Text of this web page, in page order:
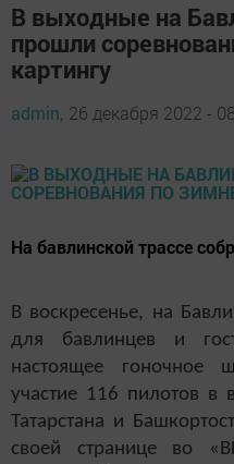
В выходные на
прошли
картингу
admin, 26 декабря 2022 -
На бавлинской трассе
В воскресенье, на
для бавлинцев и
настоящее гоночное
участие 116 пилотов в
Татарстана и
своей странице во